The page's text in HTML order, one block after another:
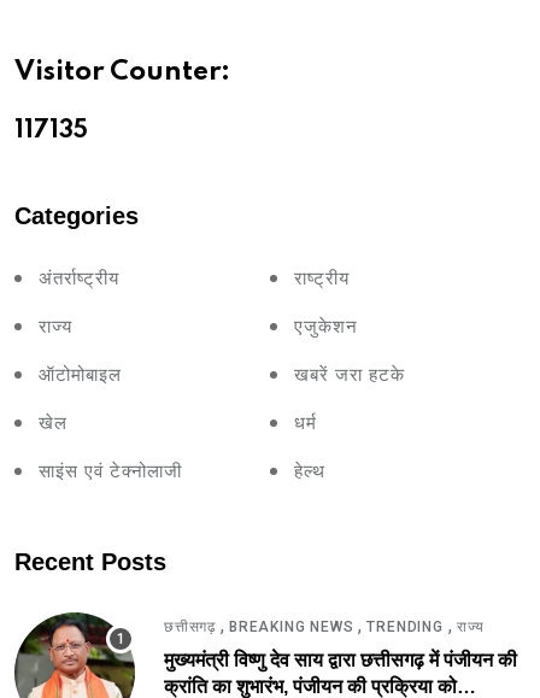
Visitor Counter:
117135
Categories
अंतर्राष्ट्रीय राष्ट्रीय
राज्य एजुकेशन
ऑटोमोबाइल खबरें जरा हटके
खेल धर्म
साइंस एवं टेक्नोलाजी हेल्थ
Recent Posts
छत्तीसगढ़ , BREAKING NEWS ,TRENDING , राज्य
मुख्यमंत्री विष्णु देव साय द्वारा छत्तीसगढ़ में पंजीयन की
क्रांति का शुभारंभ, पंजीयन की प्रक्रिया को